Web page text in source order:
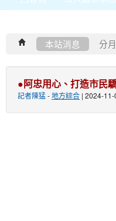
本站消息 分
●阿忠用心、打造市民
記者陳猛-地方綜合 | 2024-